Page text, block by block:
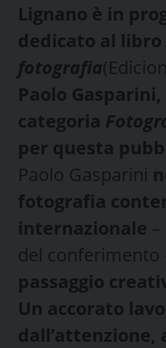
Lignano è in
dedicato al libro
fotografia
Paolo
categoria
per questa
Paolo Gasparini
fotografia
internazionale
del conferimento
passaggio
Un accorato
dall’attenzione,